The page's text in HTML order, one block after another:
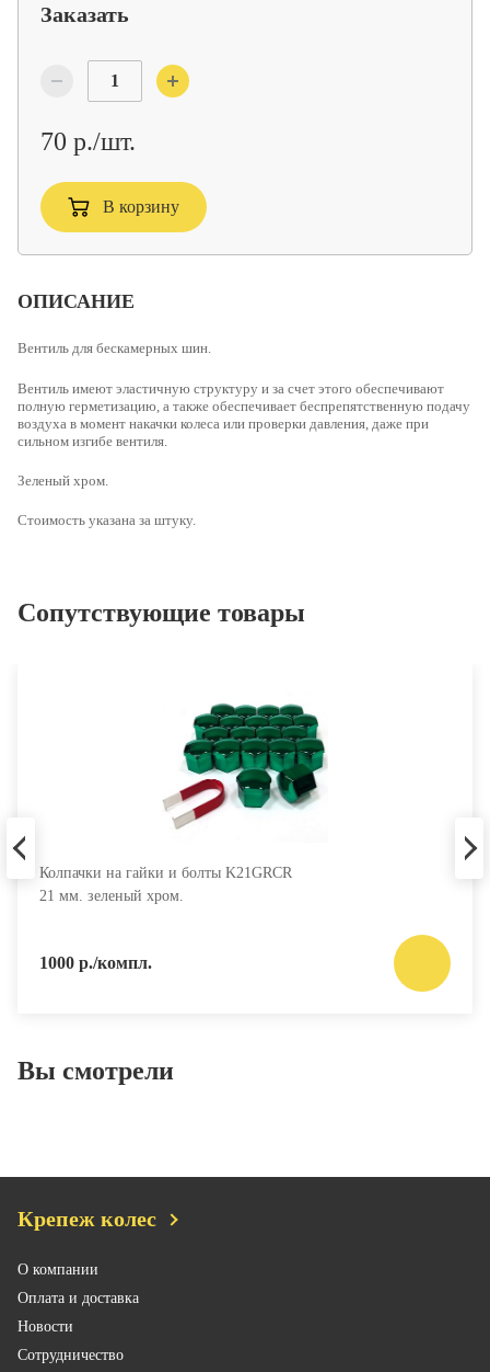
Заказать
70 р./шт.
В корзину
ОПИСАНИЕ
Вентиль для бескамерных шин.
Вентиль имеют эластичную структуру и за счет этого обеспечивают
полную герметизацию, а также обеспечивает беспрепятственную подачу
воздуха в момент накачки колеса или проверки давления, даже при
сильном изгибе вентиля.
Зеленый хром.
Стоимость указана за штуку.
Сопутствующие товары
Колпачки на гайки и болты K21GRCR
21 мм. зеленый хром.
1000 р./компл.
Вы смотрели
Крепеж колес
О компании
Оплата и доставка
Новости
Сотрудничество